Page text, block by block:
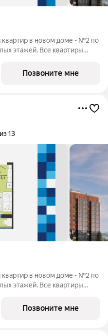
в новом доме - №2 по
этажей. Все квартиры
В квартирографии,
Позвоните мне
13
в новом доме - №2 по
этажей. Все квартиры
В квартирографии,
Позвоните мне